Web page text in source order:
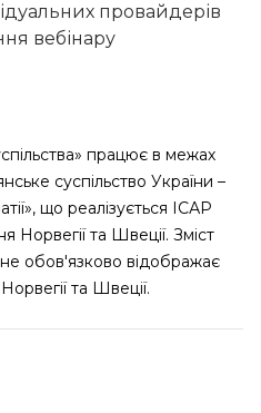
провайдерів
вебінару
працює в межах
суспільство України –
що реалізується ІСАР
Норвегії та Швеції. Зміст
не обов'язково відображає
та Швеції.